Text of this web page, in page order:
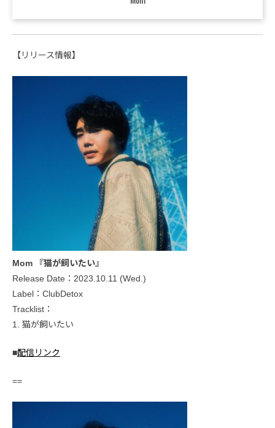
【リリース情報】
Mom 『猫が飼いたい』
Release Date：2023.10.11 (Wed.)
Label：ClubDetox
Tracklist：
1. 猫が飼いたい
■配信リンク
==